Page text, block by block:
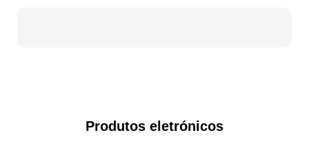
Produtos eletrónicos